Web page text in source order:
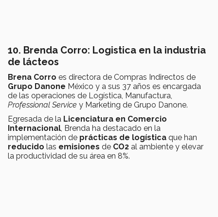
10. Brenda Corro: Logistica en la industria
de lácteos
Brena Corro es directora de Compras Indirectos de
Grupo Danone México y a sus 37 años es encargada
de las operaciones de Logística, Manufactura,
Professional Service y Marketing de Grupo Danone.
Egresada de la Licenciatura en Comercio
Internacional, Brenda ha destacado en la
implementación de prácticas de logística que han
reducido las emisiones de CO2 al ambiente y elevar
la productividad de su área en 8%.